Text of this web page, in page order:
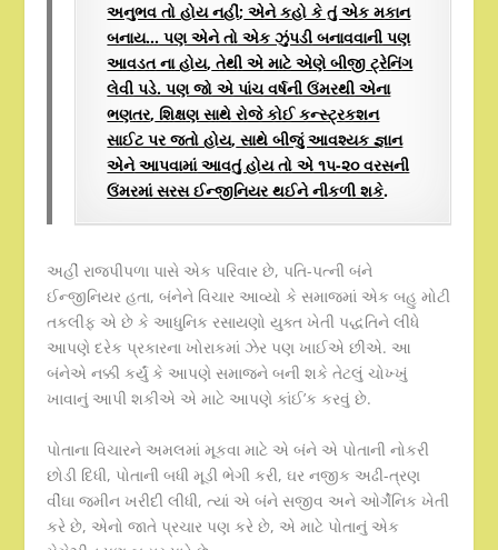
અનુભવ તો હોય નહીં; એને કહો કે તું એક મકાન
બનાય… પણ એને તો એક ઝુંપડી બનાવવાની પણ
આવડત ના હોય, તેથી એ માટે એણે બીજી ટ્રેનિંગ
લેવી પડે. પણ જો એ પાંચ વર્ષની ઉંમરથી એના
ભણતર, શિક્ષણ સાથે રોજે કોઈ કન્સ્ટ્રકશન
સાઈટ પર જતો હોય, સાથે બીજું આવશ્યક જ્ઞાન
એને આપવામાં આવતું હોય તો એ ૧૫-૨૦ વરસની
ઉંમરમાં સરસ ઈન્જીનિયર થઈને નીકળી શકે.
અહીં રાજપીપળા પાસે એક પરિવાર છે, પતિ-પત્ની બંને
ઈન્જીનિયર હતા, બંનેને વિચાર આવ્યો કે સમાજમાં એક બહુ મોટી
તકલીફ એ છે કે આધુનિક રસાયણો યુક્ત ખેતી પદ્ધતિને લીધે
આપણે દરેક પ્રકારના ખોરાકમાં ઝેર પણ ખાઈએ છીએ. આ
બંનેએ નક્કી કર્યું કે આપણે સમાજને બની શકે તેટલું ચોખ્ખું
ખાવાનું આપી શકીએ એ માટે આપણે કાંઈ’ક કરવું છે.
પોતાના વિચારને અમલમાં મૂકવા માટે એ બંને એ પોતાની નોકરી
છોડી દિધી, પોતાની બધી મૂડી ભેગી કરી, ઘર નજીક અઢી-ત્રણ
વીંઘા જમીન ખરીદી લીધી, ત્યાં એ બંને સજીવ અને ઓર્ગેનિક ખેતી
કરે છે, એનો જાતે પ્રચાર પણ કરે છે, એ માટે પોતાનું એક